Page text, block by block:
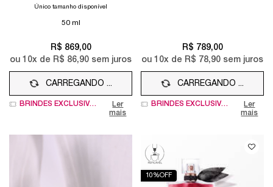
Único tamanho disponível
50 ml
R$ 869,00
ou 10x de R$ 86,90 sem juros
CARREGANDO ...
BRINDES EXCLUSIVOS
Ler
mais
R$ 789,00
ou 10x de R$ 78,90 sem juros
CARREGANDO ...
BRINDES EXCLUSIVOS
Ler
mais
10%OFF